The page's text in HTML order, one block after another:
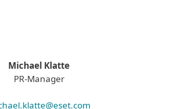
Michael Klatte
PR-Manager